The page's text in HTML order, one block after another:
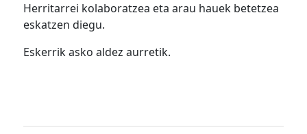
Herritarrei kolaboratzea eta arau hauek betetzea
eskatzen diegu.
Eskerrik asko aldez aurretik.